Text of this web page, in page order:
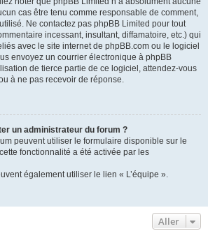
cas être tenu comme responsable de comment,
Ne contactez pas phpBB Limited pour tout
incessant, insultant, diffamatoire, etc.) qui
avec le site internet de phpBB.com ou le logiciel
envoyez un courrier électronique à phpBB
de tierce partie de ce logiciel, attendez-vous
à ne pas recevoir de réponse.
un administrateur du forum ?
peuvent utiliser le formulaire disponible sur le
fonctionnalité a été activée par les
également utiliser le lien « L’équipe ».
Aller